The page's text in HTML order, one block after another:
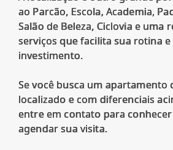
ao Parcão, Escola, Academia,
Salão de Beleza, Ciclovia e uma
serviços que facilita sua rotina e
investimento.
Se você busca um apartamento
localizado e com diferenciais
entre em contato para
agendar sua visita.